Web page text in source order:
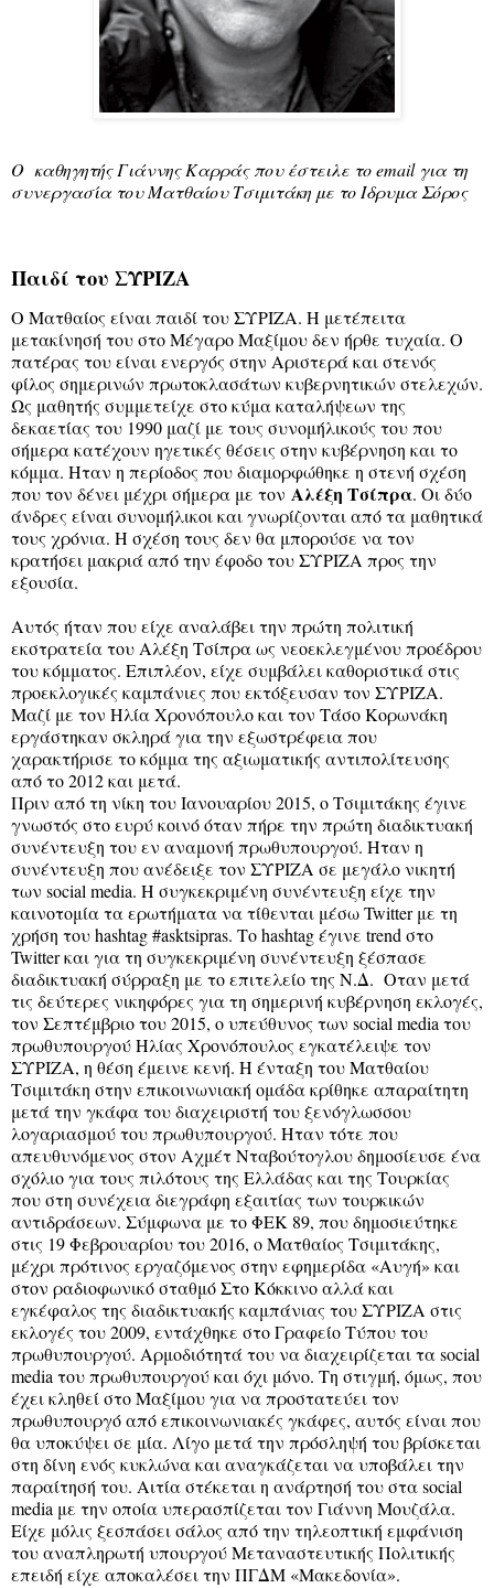
Ο καθηγητής Γιάννης Καρράς που έστειλε το email για τη
συνεργασία του Ματθαίου Τσιμιτάκη με το Ιδρυμα Σόρος
Παιδί του ΣΥΡΙΖΑ
Ο Ματθαίος είναι παιδί του ΣΥΡΙΖΑ. Η μετέπειτα
μετακίνησή του στο Μέγαρο Μαξίμου δεν ήρθε τυχαία. Ο
πατέρας του είναι ενεργός στην Αριστερά και στενός
φίλος σημερινών πρωτοκλασάτων κυβερνητικών στελεχών.
Ως μαθητής συμμετείχε στο κύμα καταλήψεων της
δεκαετίας του 1990 μαζί με τους συνομήλικούς του που
σήμερα κατέχουν ηγετικές θέσεις στην κυβέρνηση και το
κόμμα. Ηταν η περίοδος που διαμορφώθηκε η στενή σχέση
που τον δένει μέχρι σήμερα με τον Αλέξη Τσίπρα. Οι δύο
άνδρες είναι συνομήλικοι και γνωρίζονται από τα μαθητικά
τους χρόνια. Η σχέση τους δεν θα μπορούσε να τον
κρατήσει μακριά από την έφοδο του ΣΥΡΙΖΑ προς την
εξουσία.
Αυτός ήταν που είχε αναλάβει την πρώτη πολιτική
εκστρατεία του Αλέξη Τσίπρα ως νεοεκλεγμένου προέδρου
του κόμματος. Επιπλέον, είχε συμβάλει καθοριστικά στις
προεκλογικές καμπάνιες που εκτόξευσαν τον ΣΥΡΙΖΑ.
Μαζί με τον Ηλία Χρονόπουλο και τον Τάσο Κορωνάκη
εργάστηκαν σκληρά για την εξωστρέφεια που
χαρακτήρισε το κόμμα της αξιωματικής αντιπολίτευσης
από το 2012 και μετά.
Πριν από τη νίκη του Ιανουαρίου 2015, ο Τσιμιτάκης έγινε
γνωστός στο ευρύ κοινό όταν πήρε την πρώτη διαδικτυακή
συνέντευξη του εν αναμονή πρωθυπουργού. Ηταν η
συνέντευξη που ανέδειξε τον ΣΥΡΙΖΑ σε μεγάλο νικητή
των social media. Η συγκεκριμένη συνέντευξη είχε την
καινοτομία τα ερωτήματα να τίθενται μέσω Twitter με τη
χρήση του hashtag #asktsipras. Το hashtag έγινε trend στο
Twitter και για τη συγκεκριμένη συνέντευξη ξέσπασε
διαδικτυακή σύρραξη με το επιτελείο της Ν.Δ. Οταν μετά
τις δεύτερες νικηφόρες για τη σημερινή κυβέρνηση εκλογές,
τον Σεπτέμβριο του 2015, ο υπεύθυνος των social media του
πρωθυπουργού Ηλίας Χρονόπουλος εγκατέλειψε τον
ΣΥΡΙΖΑ, η θέση έμεινε κενή. Η ένταξη του Ματθαίου
Τσιμιτάκη στην επικοινωνιακή ομάδα κρίθηκε απαραίτητη
μετά την γκάφα του διαχειριστή του ξενόγλωσσου
λογαριασμού του πρωθυπουργού. Ηταν τότε που
απευθυνόμενος στον Αχμέτ Νταβούτογλου δημοσίευσε ένα
σχόλιο για τους πιλότους της Ελλάδας και της Τουρκίας
που στη συνέχεια διεγράφη εξαιτίας των τουρκικών
αντιδράσεων. Σύμφωνα με το ΦΕΚ 89, που δημοσιεύτηκε
στις 19 Φεβρουαρίου του 2016, ο Ματθαίος Τσιμιτάκης,
μέχρι πρότινος εργαζόμενος στην εφημερίδα «Αυγή» και
στον ραδιοφωνικό σταθμό Στο Κόκκινο αλλά και
εγκέφαλος της διαδικτυακής καμπάνιας του ΣΥΡΙΖΑ στις
εκλογές του 2009, εντάχθηκε στο Γραφείο Τύπου του
πρωθυπουργού. Αρμοδιότητά του να διαχειρίζεται τα social
media του πρωθυπουργού και όχι μόνο. Τη στιγμή, όμως, που
έχει κληθεί στο Μαξίμου για να προστατεύει τον
πρωθυπουργό από επικοινωνιακές γκάφες, αυτός είναι που
θα υποκύψει σε μία. Λίγο μετά την πρόσληψή του βρίσκεται
στη δίνη ενός κυκλώνα και αναγκάζεται να υποβάλει την
παραίτησή του. Αιτία στέκεται η ανάρτησή του στα social
media με την οποία υπερασπίζεται τον Γιάννη Μουζάλα.
Είχε μόλις ξεσπάσει σάλος από την τηλεοπτική εμφάνιση
του αναπληρωτή υπουργού Μεταναστευτικής Πολιτικής
επειδή είχε αποκαλέσει την ΠΓΔΜ «Μακεδονία».